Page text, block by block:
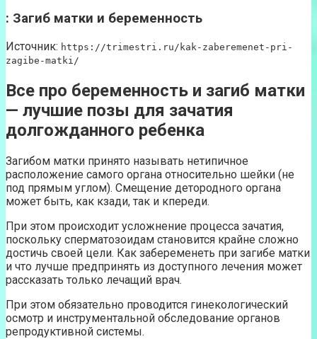
: Загиб матки и беременность
Источник: https://trimestri.ru/kak-zaberemenet-pri-
zagibe-matki/
Все про беременность и загиб матки
— лучшие позы для зачатия
долгожданного ребенка
Загибом матки принято называть нетипичное
расположение самого органа относительно шейки (не
под прямым углом). Смещение детородного органа
может быть, как кзади, так и кпереди.
При этом происходит усложнение процесса зачатия,
поскольку сперматозоидам становится крайне сложно
достичь своей цели. Как забеременеть при загибе матки
и что лучше предпринять из доступного лечения может
рассказать только лечащий врач.
При этом обязательно проводится гинекологический
осмотр и инструментальной обследование органов
репродуктивной системы.